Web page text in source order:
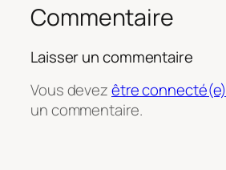
Commentaire
Laisser un commentaire
Vous devezêtre connecté(e)
un commentaire.